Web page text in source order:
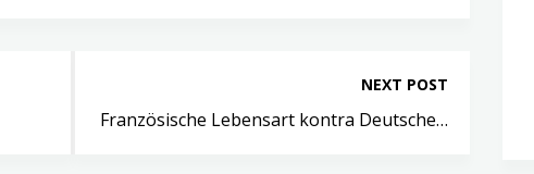
NEXT POST
Französische Lebensart kontra Deutsche…